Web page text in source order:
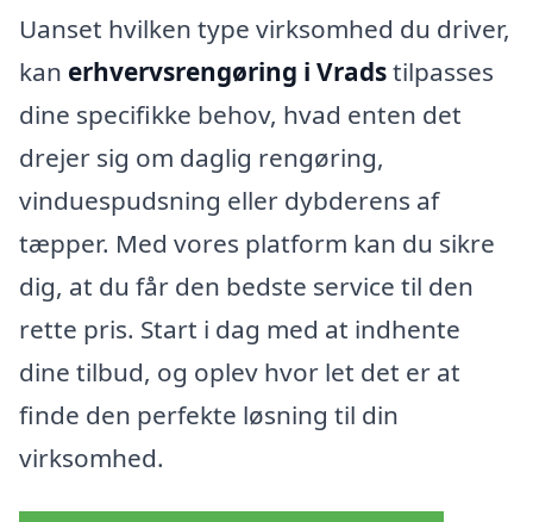
Uanset hvilken type virksomhed du driver,
kan erhvervsrengøring i Vradstilpasses
dine specifikke behov, hvad enten det
drejer sig om daglig rengøring,
vinduespudsning eller dybderens af
tæpper. Med vores platform kan du sikre
dig, at du får den bedste service til den
rette pris. Start i dag med at indhente
dine tilbud, og oplev hvor let det er at
finde den perfekte løsning til din
virksomhed.